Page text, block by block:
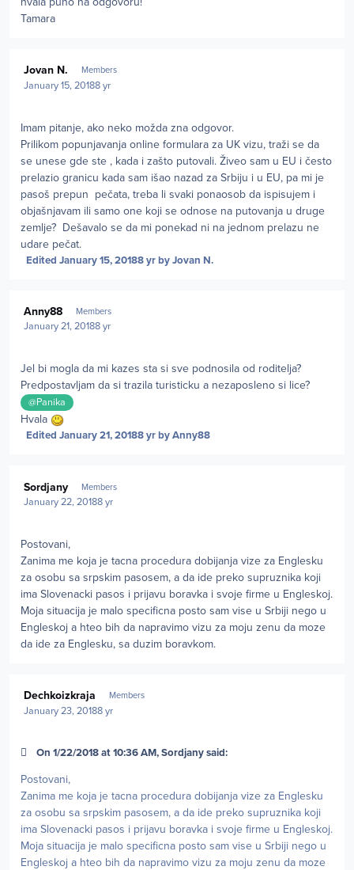
Tamara
Jovan N. Members
January 15, 20188 yr
Imam pitanje, ako neko možda zna odgovor.
Prilikom popunjavanja online formulara za UK vizu, traži se da
se unese gde ste , kada i zašto putovali. Živeo sam u EU i često
prelazio granicu kada sam išao nazad za Srbiju i u EU, pa mi je
pasoš prepun pečata, treba li svaki ponaosob da ispisujem i
objašnjavam ili samo one koji se odnose na putovanja u druge
zemlje? Dešavalo se da mi ponekad ni na jednom prelazu ne
udare pečat.
Edited January 15, 20188 yrby Jovan N.
Anny88 Members
January 21, 20188 yr
Jel bi mogla da mi kazes sta si sve podnosila od roditelja?
Predpostavljam da si trazila turisticku a nezaposleno si lice?
@Panika
Hvala
Edited January 21, 20188 yrby Anny88
Sordjany Members
January 22, 20188 yr
Postovani,
Zanima me koja je tacna procedura dobijanja vize za Englesku
za osobu sa srpskim pasosem, a da ide preko supruznika koji
ima Slovenacki pasos i prijavu boravka i svoje firme u Engleskoj.
Moja situacija je malo specificna posto sam vise u Srbiji nego u
Engleskoj a hteo bih da napravimo vizu za moju zenu da moze
da ide za Englesku, sa duzim boravkom.
Dechkoizkraja Members
January 23, 20188 yr
On 1/22/2018 at 10:36 AM, Sordjany said:
Postovani,
Zanima me koja je tacna procedura dobijanja vize za Englesku
za osobu sa srpskim pasosem, a da ide preko supruznika koji
ima Slovenacki pasos i prijavu boravka i svoje firme u Engleskoj.
Moja situacija je malo specificna posto sam vise u Srbiji nego u
Engleskoj a hteo bih da napravimo vizu za moju zenu da moze